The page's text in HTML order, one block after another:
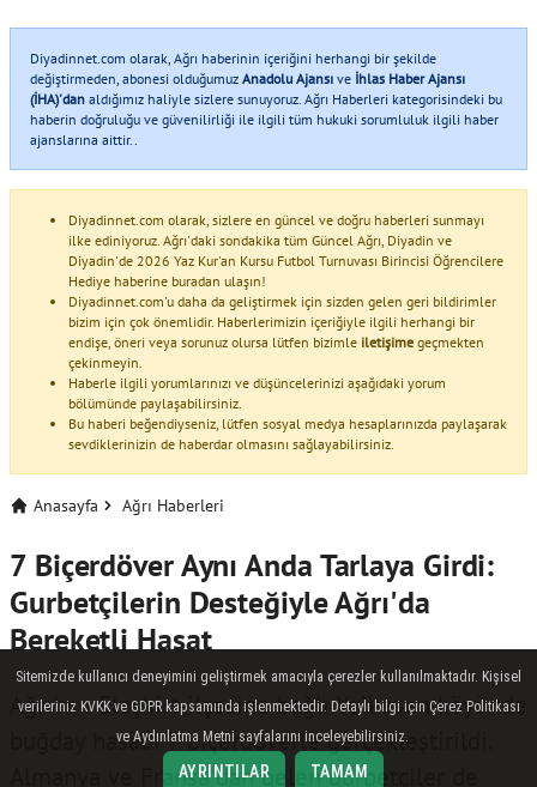
Diyadinnet.com olarak, Ağrı haberinin içeriğini herhangi bir şekilde
değiştirmeden, abonesi olduğumuz Anadolu Ajansı ve İhlas Haber Ajansı
(İHA)'dan aldığımız haliyle sizlere sunuyoruz. Ağrı Haberleri kategorisindeki bu
haberin doğruluğu ve güvenilirliği ile ilgili tüm hukuki sorumluluk ilgili haber
ajanslarına aittir..
Diyadinnet.com olarak, sizlere en güncel ve doğru haberleri sunmayı
ilke ediniyoruz. Ağrı'daki sondakika tüm Güncel Ağrı, Diyadin ve
Diyadin'de 2026 Yaz Kur'an Kursu Futbol Turnuvası Birincisi Öğrencilere
Hediye haberine buradan ulaşın!
Diyadinnet.com'u daha da geliştirmek için sizden gelen geri bildirimler
bizim için çok önemlidir. Haberlerimizin içeriğiyle ilgili herhangi bir
endişe, öneri veya sorunuz olursa lütfen bizimle iletişime geçmekten
çekinmeyin.
Haberle ilgili yorumlarınızı ve düşüncelerinizi aşağıdaki yorum
bölümünde paylaşabilirsiniz.
Bu haberi beğendiyseniz, lütfen sosyal medya hesaplarınızda paylaşarak
sevdiklerinizin de haberdar olmasını sağlayabilirsiniz.
Anasayfa Ağrı Haberleri
7 Biçerdöver Aynı Anda Tarlaya Girdi:
Gurbetçilerin Desteğiyle Ağrı'da
Bereketli Hasat
Ağrı'nın Eleşkirt ilçesine bağlı Yelkesen köyünde
buğday hasadı 7 biçerdöverle gerçekleştirildi.
Almanya ve Fransa'dan gelen gurbetçiler de
Sitemizde kullanıcı deneyimini geliştirmek amacıyla çerezler kullanılmaktadır. Kişisel
verileriniz KVKK ve GDPR kapsamında işlenmektedir. Detaylı bilgi için Çerez Politikası
ve Aydınlatma Metni sayfalarını inceleyebilirsiniz.
AYRINTILAR TAMAM